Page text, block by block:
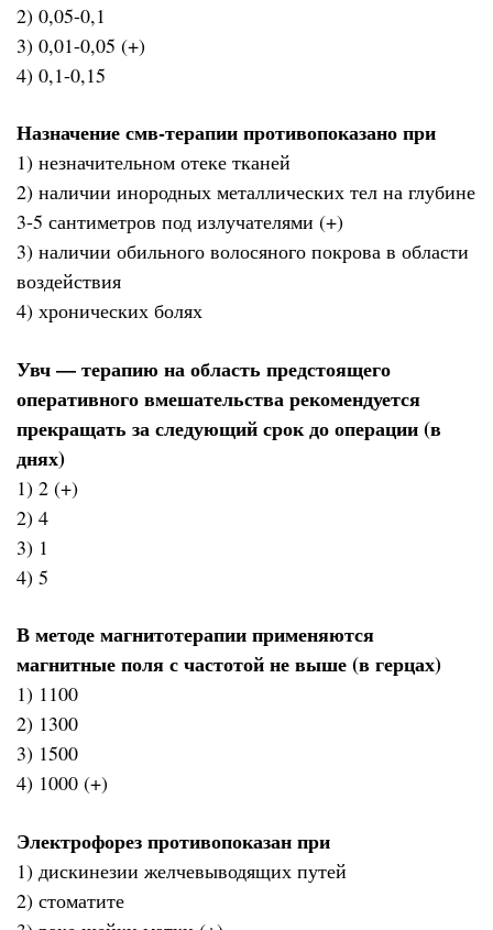
2) 0,05-0,1
3) 0,01-0,05 (+)
4) 0,1-0,15
Назначение смв-терапии противопоказано при
1) незначительном отеке тканей
2) наличии инородных металлических тел на глубине
3-5 сантиметров под излучателями (+)
3) наличии обильного волосяного покрова в области
воздействия
4) хронических болях
Увч — терапию на область предстоящего
оперативного вмешательства рекомендуется
прекращать за следующий срок до операции (в
днях)
1) 2 (+)
2) 4
3) 1
4) 5
В методе магнитотерапии применяются
магнитные поля с частотой не выше (в герцах)
1) 1100
2) 1300
3) 1500
4) 1000 (+)
Электрофорез противопоказан при
1) дискинезии желчевыводящих путей
2) стоматите